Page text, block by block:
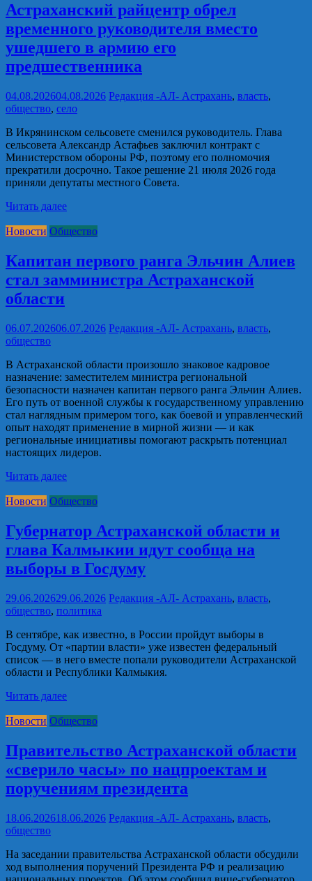
Астраханский райцентр обрел
временного руководителя вместо
ушедшего в армию его
предшественника
04.08.202604.08.2026 Редакция -АЛ- Астрахань, власть,
общество, село
В Икрянинском сельсовете сменился руководитель. Глава
сельсовета Александр Астафьев заключил контракт с
Министерством обороны РФ, поэтому его полномочия
прекратили досрочно. Такое решение 21 июля 2026 года
приняли депутаты местного Совета.
Читать далее
Новости Общество
Капитан первого ранга Эльчин Алиев
стал замминистра Астраханской
области
06.07.202606.07.2026 Редакция -АЛ- Астрахань, власть,
общество
В Астраханской области произошло знаковое кадровое
назначение: заместителем министра региональной
безопасности назначен капитан первого ранга Эльчин Алиев.
Его путь от военной службы к государственному управлению
стал наглядным примером того, как боевой и управленческий
опыт находят применение в мирной жизни — и как
региональные инициативы помогают раскрыть потенциал
настоящих лидеров.
Читать далее
Новости Общество
Губернатор Астраханской области и
глава Калмыкии идут сообща на
выборы в Госдуму
29.06.202629.06.2026 Редакция -АЛ- Астрахань, власть,
общество, политика
В сентябре, как известно, в России пройдут выборы в
Госдуму. От «партии власти» уже известен федеральный
список — в него вместе попали руководители Астраханской
области и Республики Калмыкия.
Читать далее
Новости Общество
Правительство Астраханской области
«сверило часы» по нацпроектам и
поручениям президента
18.06.202618.06.2026 Редакция -АЛ- Астрахань, власть,
общество
На заседании правительства Астраханской области обсудили
ход выполнения поручений Президента РФ и реализацию